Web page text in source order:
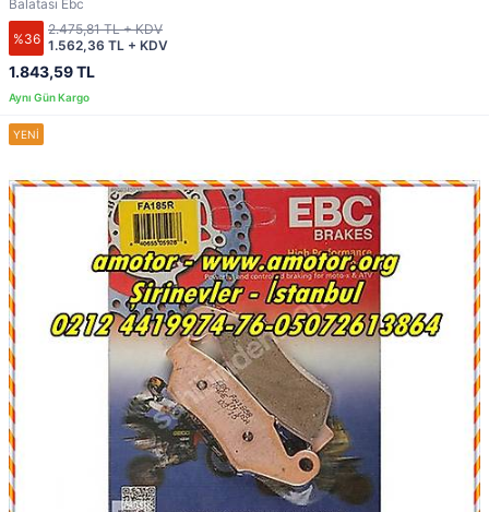
Balatası Ebc
%36
1.843,59 TL
1.562,36 TL + KDV
2.475,81 TL + KDV